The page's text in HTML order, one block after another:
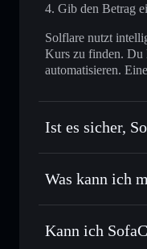
Gib den Betrag
Solflare nutzt
Kurs zu finden. Du
automatisieren.
Ist es sicher,
SofaCat
Was kann ich
SofaCat
Sofort tauschen
Kann ich